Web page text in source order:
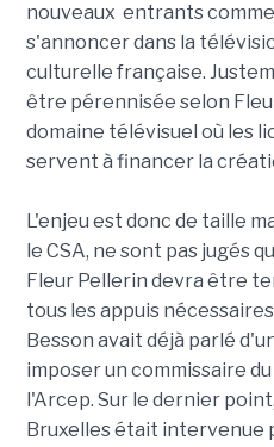
nouveaux entrants
s'annoncer dans la
culturelle française.
être pérennisée selon
domaine télévisuel où les
servent à financer la
L'enjeu est donc de taille
le CSA, ne sont pas jugés
Fleur Pellerin devra être
tous les appuis
Besson avait déjà parlé
imposer un commissaire
l'Arcep. Sur le dernier
Bruxelles était intervenue